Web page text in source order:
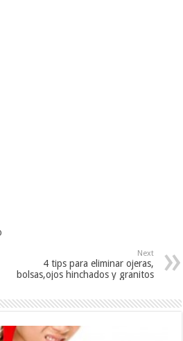
Next
4 tips para eliminar ojeras,
bolsas,ojos hinchados y granitos